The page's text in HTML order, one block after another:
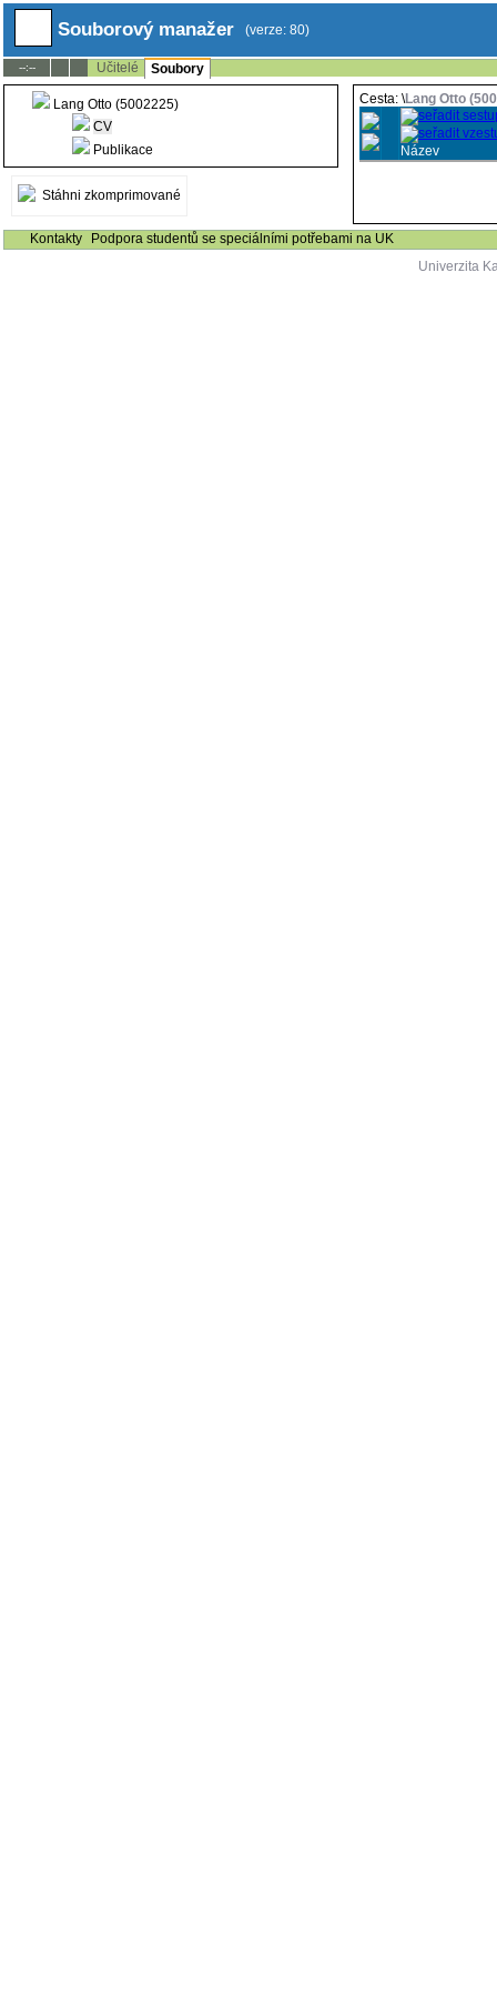
Souborový manažer (verze: 80)
--:-- Učitelé Soubory
Lang Otto (5002225)
CV
Publikace
Cesta: \Lang Otto
Název
Stáhni zkomprimované
Kontakty
Podpora studentů se speciálními potřebami na UK
Univerzita